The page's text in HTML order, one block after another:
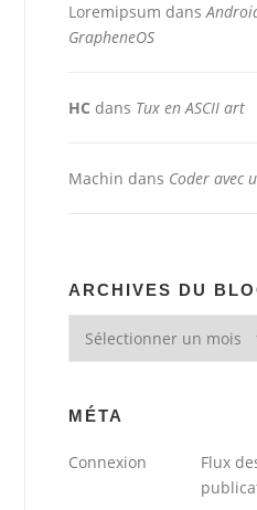
Loremipsum dans
GrapheneOS
HC dans Tux en ASCII art
Machin dans Coder avec
ARCHIVES DU
du
MÉTA
Connexion
Flux